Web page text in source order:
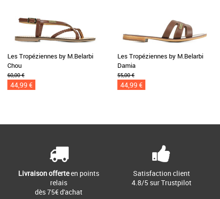
Les Tropéziennes by M.Belarbi
Chou
60,00 €
44,99 €
Les Tropéziennes by M.Belarbi
Damia
55,00 €
44,99 €
Livraison offerteen points
relais
dès 75€ d'achat
Satisfaction client
4.8/5 sur Trustpilot